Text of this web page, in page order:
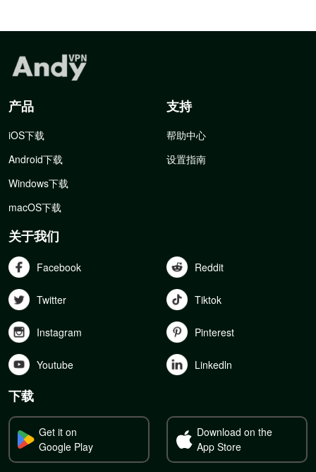
产品
iOS下载
Android下载
Windows下载
macOS下载
支持
帮助中心
设置指南
关于我们
Facebook Reddit
Twitter Tiktok
Instagram Pinterest
Youtube Linkedln
下载
Get it on
Google Play
Download on the
App Store